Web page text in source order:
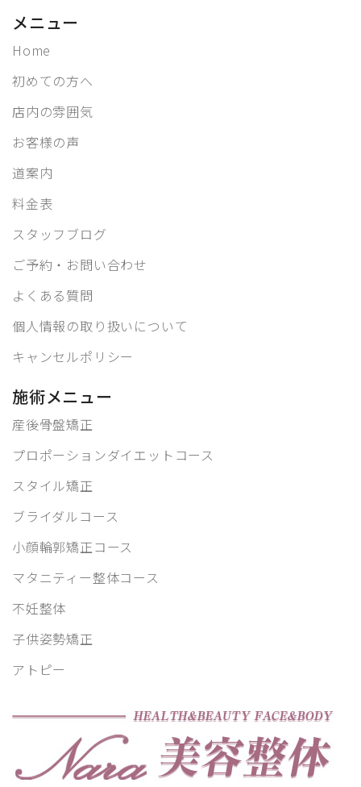
メニュー
Home
初めての方へ
店内の雰囲気
お客様の声
道案内
料金表
スタッフブログ
ご予約・お問い合わせ
よくある質問
個人情報の取り扱いについて
キャンセルポリシー
施術メニュー
産後骨盤矯正
プロポーションダイエットコース
スタイル矯正
ブライダルコース
小顔輪郭矯正コース
マタニティー整体コース
不妊整体
子供姿勢矯正
アトピー